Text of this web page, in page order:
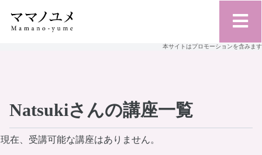
本サイトはプロモーションを含みます
Natsukiさんの講座一覧
現在、受講可能な講座はありません。